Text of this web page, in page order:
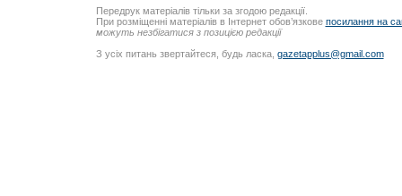
Передрук матеріалів тільки за згодою редакції.
При розміщенні матеріалів в Інтернет обов’язкове посилання на
можуть незбігатися з позицією редакції
З усіх питань звертайтеся, будь ласка, gazetapplus@gmail.com